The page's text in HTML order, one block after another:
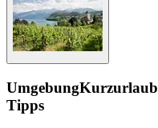
UmgebungKurzurlaub
Tipps